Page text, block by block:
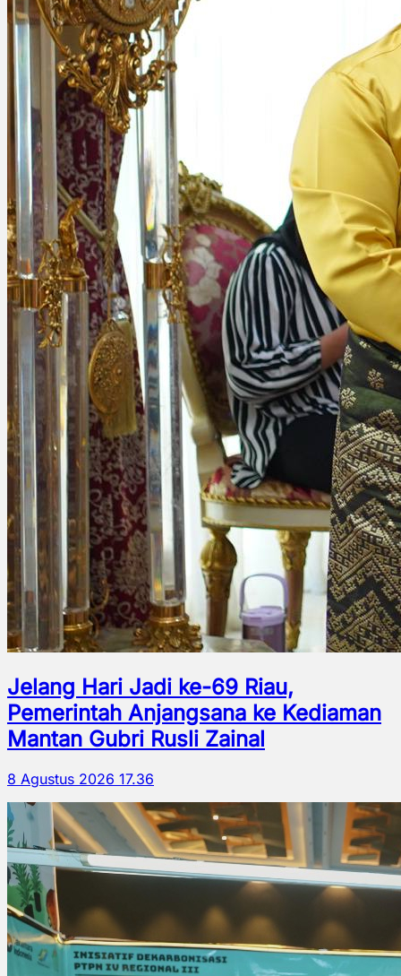
Jelang Hari Jadi ke-69 Riau,
Pemerintah Anjangsana ke Kediaman
Mantan Gubri Rusli Zainal
8 Agustus 2026 17.36